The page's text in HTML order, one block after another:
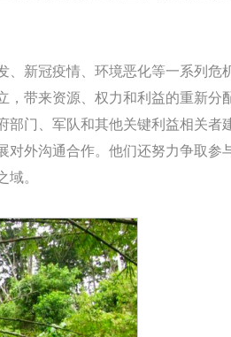
新冠疫情、环境恶化等一系列危
，带来资源、权力和利益的重新分
门、军队和其他关键利益相关者
外沟通合作。他们还努力争取参
。